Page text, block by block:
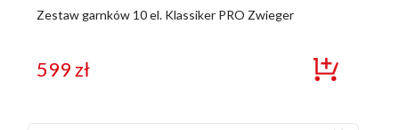
Zestaw garnków 10 el. Klassiker PRO Zwieger
599zł